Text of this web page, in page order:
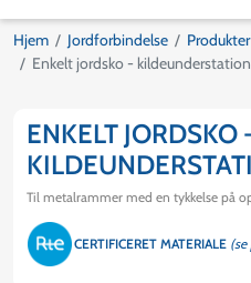
Hjem Jordforbindelse
Enkelt jordsko -
ENKELT JORDSKO
Til metalrammer med en tykkelse på
CERTIFICERET MATERIALE